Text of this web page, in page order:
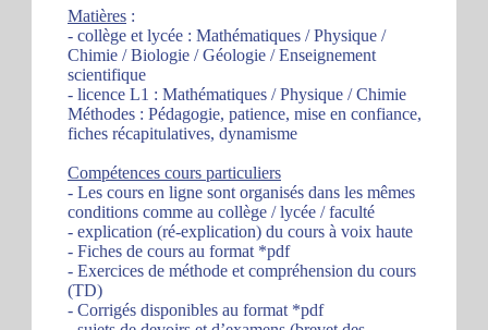
Matières :
- collège et lycée : Mathématiques / Physique /
Chimie / Biologie / Géologie / Enseignement
scientifique
- licence L1 : Mathématiques / Physique / Chimie
Méthodes : Pédagogie, patience, mise en confiance,
fiches récapitulatives, dynamisme
Compétences cours particuliers
- Les cours en ligne sont organisés dans les mêmes
conditions comme au collège / lycée / faculté
- explication (ré-explication) du cours à voix haute
- Fiches de cours au format *pdf
- Exercices de méthode et compréhension du cours
(TD)
- Corrigés disponibles au format *pdf